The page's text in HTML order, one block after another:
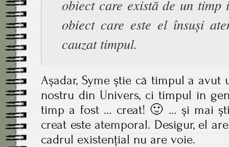
obiect care există de un
obiect care este el însuși
cauzat timpul.
Așadar, Syme știe că timpul a
nostru din Univers, ci timpul în
timp a fost … creat! 🙂 … și mai
creat este atemporal. Desigur, el
cadrul existențial nu are voie.